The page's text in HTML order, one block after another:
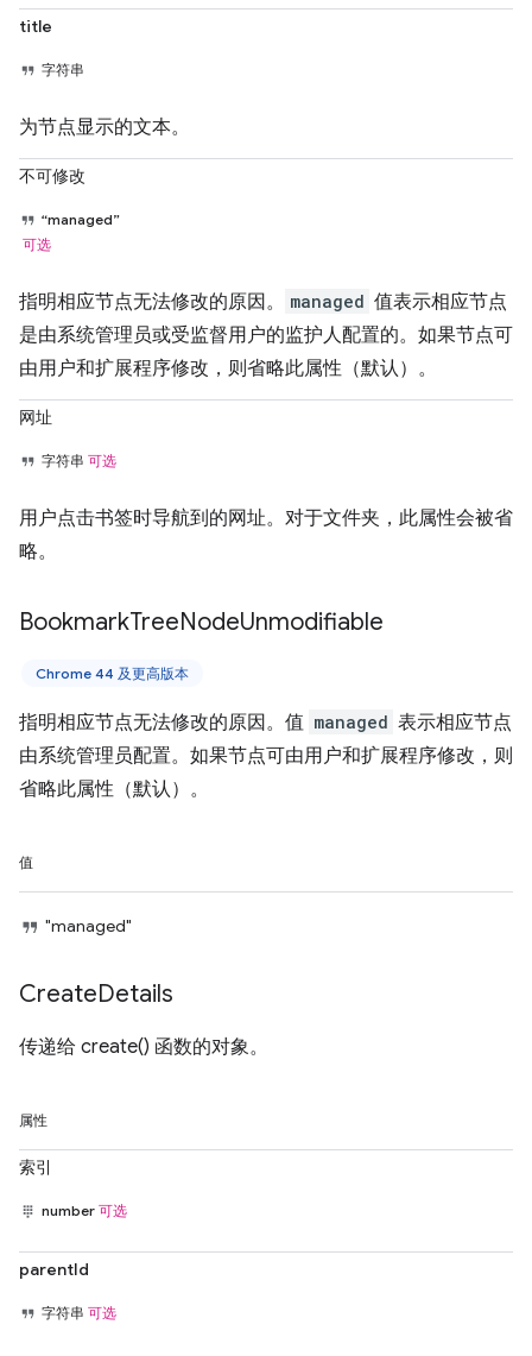
title
字符串
为节点显示的文本。
不可修改
“managed”
可选
指明相应节点无法修改的原因。 managed 值表示相应节点
是由系统管理员或受监督用户的监护人配置的。如果节点可
由用户和扩展程序修改，则省略此属性（默认）。
网址
字符串 可选
用户点击书签时导航到的网址。对于文件夹，此属性会被省
略。
BookmarkTreeNodeUnmodifiable
Chrome 44 及更高版本
指明相应节点无法修改的原因。值 managed 表示相应节点
由系统管理员配置。如果节点可由用户和扩展程序修改，则
省略此属性（默认）。
值
"managed"
CreateDetails
传递给 create() 函数的对象。
属性
索引
number 可选
parentId
字符串 可选